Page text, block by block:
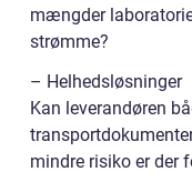
mængder
strømme?
– Helhedsløsninger
Kan leverandøren
mindre risiko er der